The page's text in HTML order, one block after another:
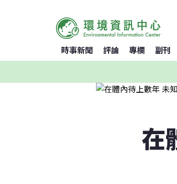
時事新聞 評論 專欄 副刊
在